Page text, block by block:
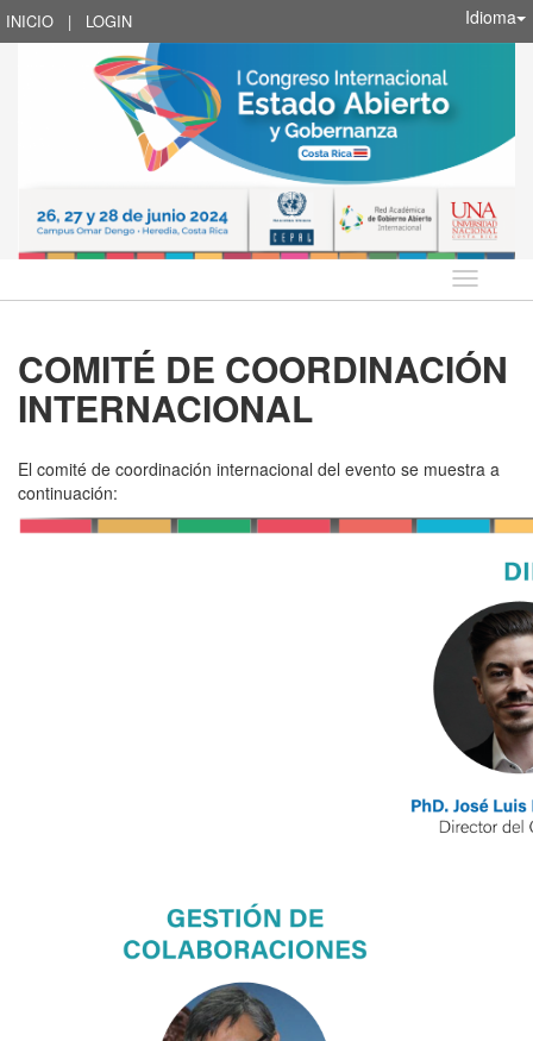
INICIO | LOGIN Idioma
Idioma
COMITÉ DE COORDINACIÓN
INTERNACIONAL
El comité de coordinación internacional del evento se muestra a
continuación: